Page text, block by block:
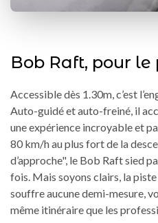
Bob Raft, pour le
Accessible dès 1.30m, c’est
Auto-guidé et auto-freiné, il
une expérience incroyable et
80 km/h au plus fort de la
d’approche", le Bob Raft sied
fois. Mais soyons clairs, la
souffre aucune demi-mesure,
même itinéraire que les